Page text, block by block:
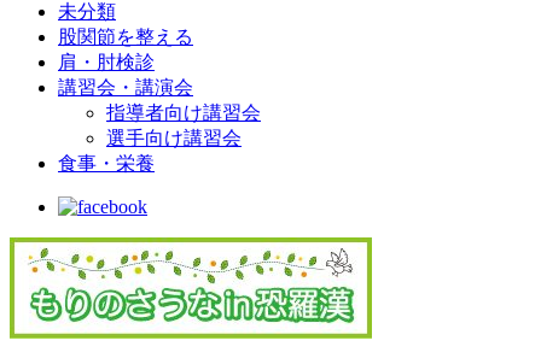
未分類
股関節を整える
肩・肘検診
講習会・講演会
指導者向け講習会
選手向け講習会
食事・栄養